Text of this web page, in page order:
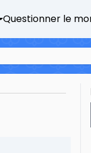
Questionner le